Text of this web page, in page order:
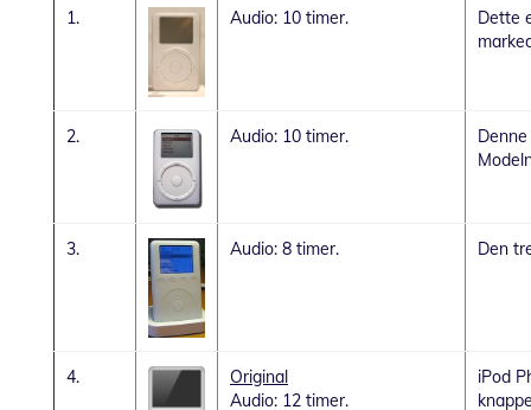
1. Audio: 10 timer.
Dette
2. Audio: 10 timer.
3. Audio: 8 timer. Den
4.
Original
Audio: 12 timer.
iPod